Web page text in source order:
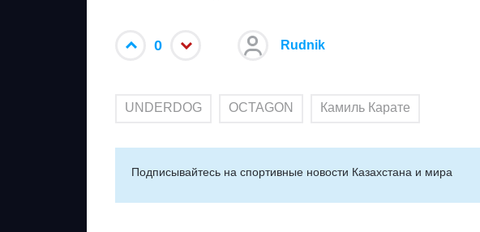
0 Rudnik
UNDERDOG OCTAGON Камиль Карате
Подписывайтесь на cпортивные новости Казахстана и мира